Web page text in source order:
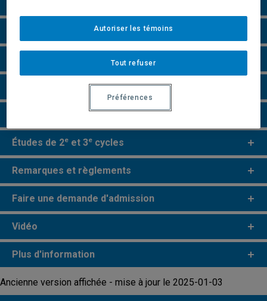
Cours à suivre et horaires
Grille de cheminement
Perspectives professionnelles
Études de 2e et 3e cycles
Remarques et règlements
Faire une demande d'admission
Vidéo
Plus d'information
Ancienne version affichée - mise à jour le 2025-01-03
Tout refuser
Autoriser les témoins
Préférences